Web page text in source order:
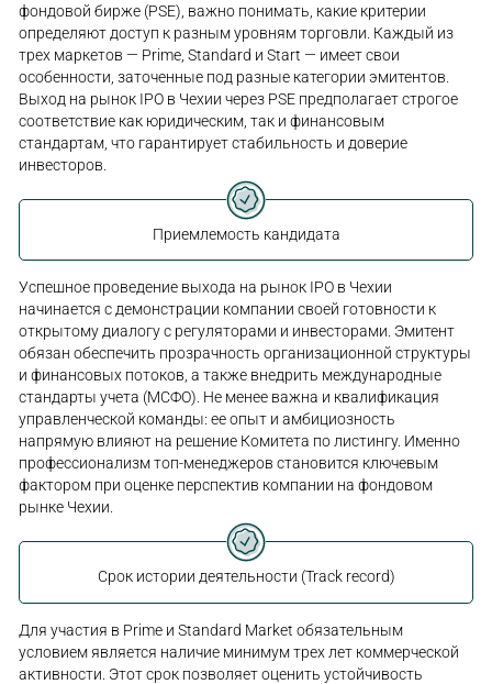
фондовой бирже (PSE), важно понимать, какие критерии
определяют доступ к разным уровням торговли. Каждый из
трех маркетов — Prime, Standard и Start — имеет свои
особенности, заточенные под разные категории эмитентов.
Выход на рынок IPO в Чехии через PSE предполагает строгое
соответствие как юридическим, так и финансовым
стандартам, что гарантирует стабильность и доверие
инвесторов.
Приемлемость кандидата
Успешное проведение выхода на рынок IPO в Чехии
начинается с демонстрации компании своей готовности к
открытому диалогу с регуляторами и инвесторами. Эмитент
обязан обеспечить прозрачность организационной структуры
и финансовых потоков, а также внедрить международные
стандарты учета (МСФО). Не менее важна и квалификация
управленческой команды: ее опыт и амбициозность
напрямую влияют на решение Комитета по листингу. Именно
профессионализм топ-менеджеров становится ключевым
фактором при оценке перспектив компании на фондовом
рынке Чехии.
Срок истории деятельности (Track record)
Для участия в Prime и Standard Market обязательным
условием является наличие минимум трех лет коммерческой
активности. Этот срок позволяет оценить устойчивость